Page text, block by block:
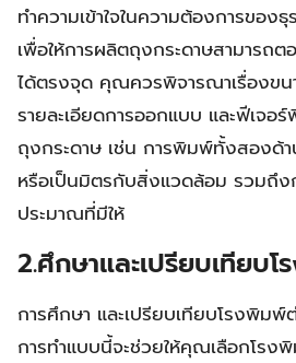
ทำความเข้าใจในความต้องการของ
เพื่อให้การผลิตถุงกระดาษสามารถ
ได้ตรงจุด คุณควรพิจารณาเรื่องข
รายละเอียดการออกแบบ และฟีเจ
ถุงกระดาษ เช่น การพิมพ์ทั้งสองด้
หรือเป็นมิตรกับสิ่งแวดล้อม รวมถึง
ประมาณที่มีให้
2.ศึกษาและเปรียบเทียบ
การศึกษา และเปรียบเทียบโรงพิม
การทำแบบนี้จะช่วยให้คุณเลือกโรง